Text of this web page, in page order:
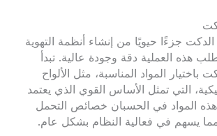
الدكت جزءًا حيويًا من إنشاء أنظمة التهوية
هذه العملية دقة وجودة عالية. تبدأ
المواد المناسبة، مثل الألواح
التي تمثل الأساس القوي الذي يعتمد
هذه المواد في الحسبان خصائص التحمل
يسهم في فعالية النظام بشكل عام.